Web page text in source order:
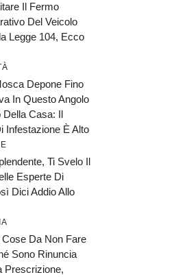
Il Fermo
Del Veicolo
Legge 104, Ecco
Depone Fino
In Questo Angolo
Della Casa: Il
Infestazione È Alto
Ti Svelo Il
Esperte Di
Dici Addio Allo
Cose Da Non Fare
Sono Rinuncia
Prescrizione,